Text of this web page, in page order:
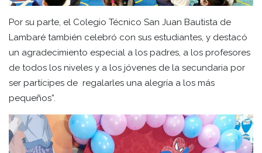
Por su parte, el Colegio Técnico San Juan Bautista de
Lambaré también celebró con sus estudiantes, y destacó
un agradecimiento especial a los padres, a los profesores
de todos los niveles y a los jóvenes de la secundaria por
ser partícipes de regalarles una alegría a los más
pequeños”.